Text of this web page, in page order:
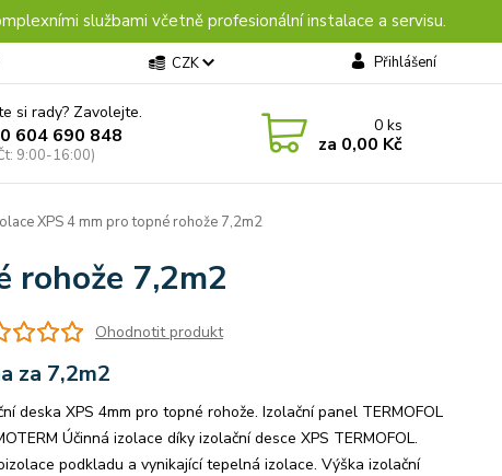
službami včetně profesionální instalace a servisu.
CZK Přihlášení
si rady? Zavolejte.
604 690 848
9:00-16:00)
0ks
za 0,00 Kč
XPS 4 mm pro topné rohože 7,2m2
rohože 7,2m2
Ohodnotit produkt
za 7,2m2
deska XPS 4mm pro topné rohože. Izolační panel TERMOFOL
Účinná izolace díky izolační desce XPS TERMOFOL.
podkladu a vynikající tepelná izolace. Výška izolační